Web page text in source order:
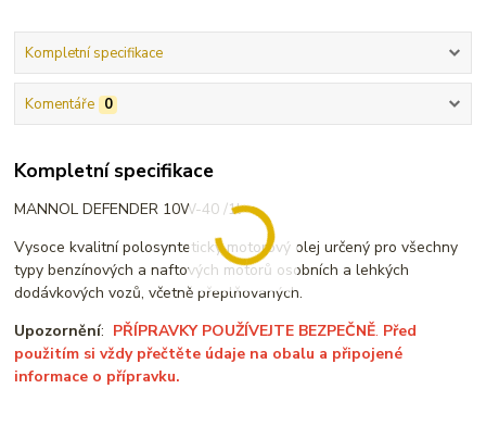
Kompletní specifikace
Komentáře 0
Kompletní specifikace
MANNOL DEFENDER 10W-40 /1l
Vysoce kvalitní polosyntetický motorový olej určený pro všechny
typy benzínových a naftových motorů osobních a lehkých
dodávkových vozů, včetně přeplňovaných.
Upozornění: PŘÍPRAVKY POUŽÍVEJTE BEZPEČNĚ. Před
použitím si vždy přečtěte údaje na obalu a připojené
informace o přípravku.